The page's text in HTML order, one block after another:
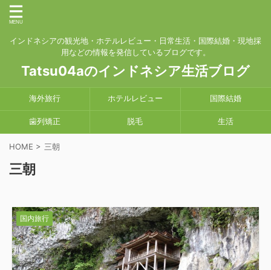
インドネシアの観光地・ホテルレビュー・日常生活・国際結婚・現地採
用などの情報を発信しているブログです。
Tatsu04aのインドネシア生活ブログ
海外旅行 ホテルレビュー 国際結婚
歯列矯正 脱毛 生活
HOME > 三朝
三朝
国内旅行